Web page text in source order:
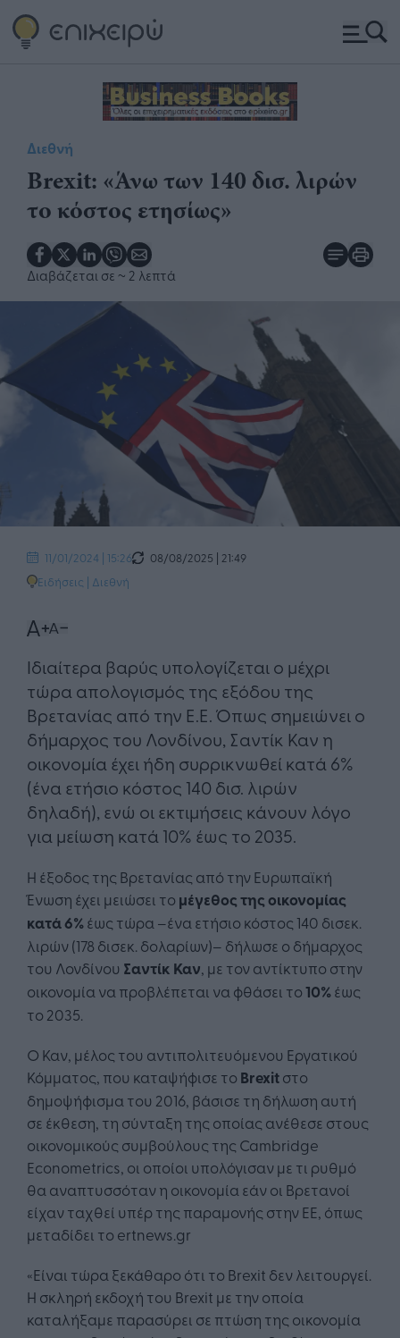
Διεθνή
Brexit: «Άνω των 140 δισ. λιρών
το κόστος ετησίως»
Διαβάζεται σε ~ 2 λεπτά
11/01/2024 | 15:26
08/08/2025 | 21:49
Ειδήσεις | Διεθνή
Ιδιαίτερα βαρύς υπολογίζεται ο μέχρι
τώρα απολογισμός της εξόδου της
Βρετανίας από την Ε.Ε. Όπως σημειώνει ο
δήμαρχος του Λονδίνου, Σαντίκ Καν η
οικονομία έχει ήδη συρρικνωθεί κατά 6%
(ένα ετήσιο κόστος 140 δισ. λιρών
δηλαδή), ενώ οι εκτιμήσεις κάνουν λόγο
για μείωση κατά 10% έως το 2035.​
Η έξοδος της Βρετανίας από την Ευρωπαϊκή
Ένωση έχει μειώσει το μέγεθος της οικονομίας
κατά 6%έως τώρα –ένα ετήσιο κόστος 140 δισεκ.
λιρών (178 δισεκ. δολαρίων)– δήλωσε ο δήμαρχος
του Λονδίνου Σαντίκ Καν, με τον αντίκτυπο στην
οικονομία να προβλέπεται να φθάσει το10%έως
το 2035.
Ο Καν, μέλος του αντιπολιτευόμενου Εργατικού
Κόμματος, που καταψήφισε το Brexitστο
δημοψήφισμα του 2016, βάσισε τη δήλωση αυτή
σε έκθεση, τη σύνταξη της οποίας ανέθεσε στους
οικονομικούς συμβούλους της Cambridge
Econometrics, οι οποίοι υπολόγισαν με τι ρυθμό
θα αναπτυσσόταν η οικονομία εάν οι Βρετανοί
είχαν ταχθεί υπέρ της παραμονής στην ΕΕ, όπως
μεταδίδει το ertnews.gr
«Είναι τώρα ξεκάθαρο ότι το Brexit δεν λειτουργεί.
Η σκληρή εκδοχή του Brexit με την οποία
καταλήξαμε παρασύρει σε πτώση της οικονομία